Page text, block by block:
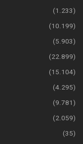
(1.233)
(10.199)
(5.903)
(22.899)
(15.104)
(4.295)
(9.781)
(2.059)
(35)